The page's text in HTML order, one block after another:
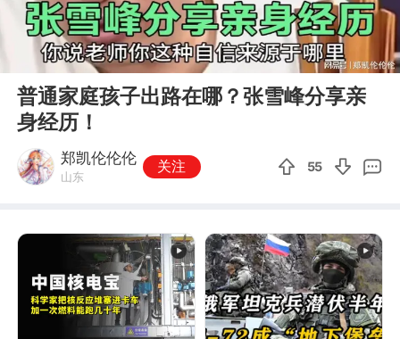
00:00 09:00
普通家庭孩子出路在哪？张雪峰分享亲
身经历！
郑凯伦伦伦
山东
关注 55